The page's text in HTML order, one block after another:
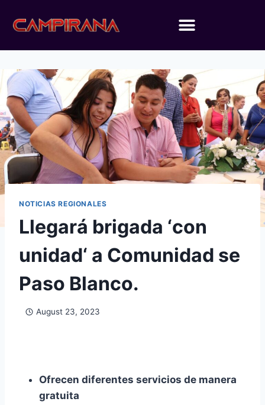
NOTICIAS REGIONALES
Llegará brigada ‘con
unidad‘ a Comunidad se
Paso Blanco.
August 23, 2023
Ofrecen diferentes servicios de manera
gratuita